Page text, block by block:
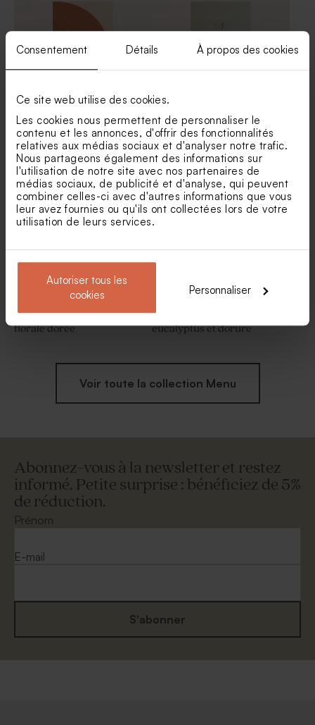
Consentement Détails À propos des cookies
Ce site web utilise des cookies.
Les cookies nous permettent de personnaliser le
contenu et les annonces, d'offrir des fonctionnalités
relatives aux médias sociaux et d'analyser notre trafic.
Nous partageons également des informations sur
l'utilisation de notre site avec nos partenaires de
médias sociaux, de publicité et d'analyse, qui peuvent
combiner celles-ci avec d'autres informations que vous
leur avez fournies ou qu'ils ont collectées lors de votre
utilisation de leurs services.
Autoriser tous les
cookies
Personnaliser
Sticker autocollant pompe à
savon vintage aquarelle rose
poudré
confettis
Sticker autocollant grande
bonbonnière aquarelle rose
Savon artisanal mariage
senteur Fleur Hibiscus
Carte menu mariage
terracotta graphique
Menu mariage Oui pour la
vie
Menu mariage couronne
florale dorée
Menu mariage fleurs
eucalyptus et dorure
Voir toute la collection Menu
Abonnez-vous à la newsletter et restez
informé. Petite surprise : bénéficiez de 5%
de réduction.
Prénom
E-mail
S'abonner